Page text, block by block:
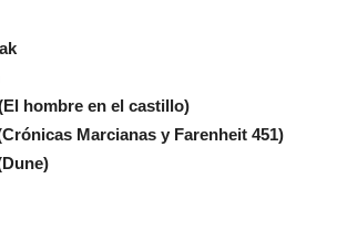
hombre en el castillo)
Marcianas y Farenheit 451)